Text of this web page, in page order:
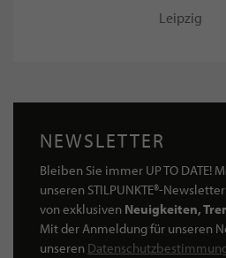
Leipzig
NEWSLETTER
Bleiben Sie immer UP TO DATE!
unseren STILPUNKTE®-
von exklusiven Neuigkeiten,
Mit der Anmeldung für unseren
unseren